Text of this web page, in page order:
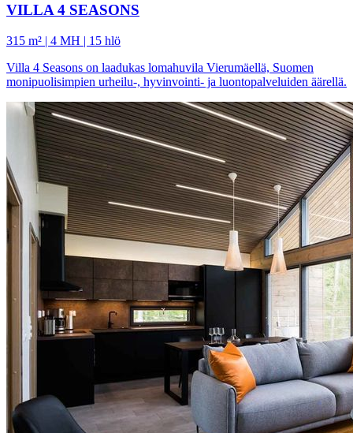
VILLA 4 SEASONS
315 m² | 4 MH | 15 hlö
Villa 4 Seasons on laadukas lomahuvila Vierumäellä, Suomen
monipuolisimpien urheilu-, hyvinvointi- ja luontopalveluiden äärellä.